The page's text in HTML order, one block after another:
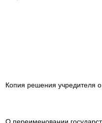
Копия решения учредителя
О переименовании